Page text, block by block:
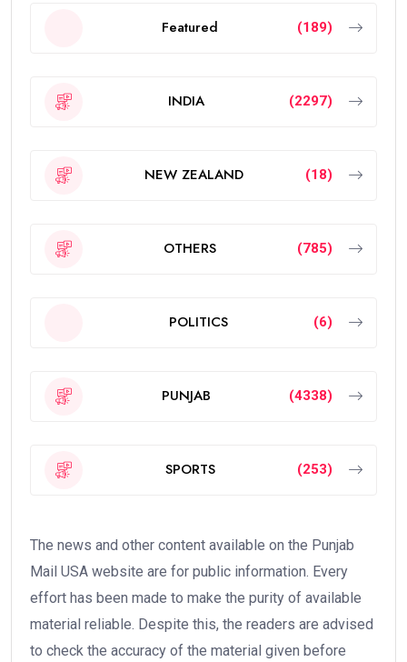
Featured (189)
INDIA (2297)
NEW ZEALAND (18)
OTHERS (785)
POLITICS (6)
PUNJAB (4338)
SPORTS (253)
The news and other content available on the Punjab
Mail USA website are for public information. Every
effort has been made to make the purity of available
material reliable. Despite this, the readers are advised
to check the accuracy of the material given before